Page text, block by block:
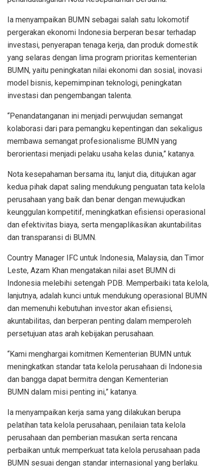
Ia menyampaikan BUMN sebagai salah satu lokomotif
pergerakan ekonomi Indonesia berperan besar terhadap
investasi, penyerapan tenaga kerja, dan produk domestik
yang selaras dengan lima program prioritas kementerian
BUMN, yaitu peningkatan nilai ekonomi dan sosial, inovasi
model bisnis, kepemimpinan teknologi, peningkatan
investasi dan pengembangan talenta.
“Penandatanganan ini menjadi perwujudan semangat
kolaborasi dari para pemangku kepentingan dan sekaligus
membawa semangat profesionalisme BUMN yang
berorientasi menjadi pelaku usaha kelas dunia,” katanya.
Nota kesepahaman bersama itu, lanjut dia, ditujukan agar
kedua pihak dapat saling mendukung penguatan tata kelola
perusahaan yang baik dan benar dengan mewujudkan
keunggulan kompetitif, meningkatkan efisiensi operasional
dan efektivitas biaya, serta mengaplikasikan akuntabilitas
dan transparansi di BUMN.
Country Manager IFC untuk Indonesia, Malaysia, dan Timor
Leste, Azam Khan mengatakan nilai aset BUMN di
Indonesia melebihi setengah PDB. Memperbaiki tata kelola,
lanjutnya, adalah kunci untuk mendukung operasional BUMN
dan memenuhi kebutuhan investor akan efisiensi,
akuntabilitas, dan berperan penting dalam memperoleh
persetujuan atas arah kebijakan perusahaan.
“Kami menghargai komitmen Kementerian BUMN untuk
meningkatkan standar tata kelola perusahaan di Indonesia
dan bangga dapat bermitra dengan Kementerian
BUMN dalam misi penting ini,” katanya.
Ia menyampaikan kerja sama yang dilakukan berupa
pelatihan tata kelola perusahaan, penilaian tata kelola
perusahaan dan pemberian masukan serta rencana
perbaikan untuk memperkuat tata kelola perusahaan pada
BUMN sesuai dengan standar internasional yang berlaku.